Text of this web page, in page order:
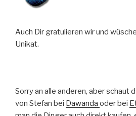
Auch Dir gratulieren wir und
Unikat.
Sorry an alle anderen, aber schaut
von Stefan bei Dawanda oder bei